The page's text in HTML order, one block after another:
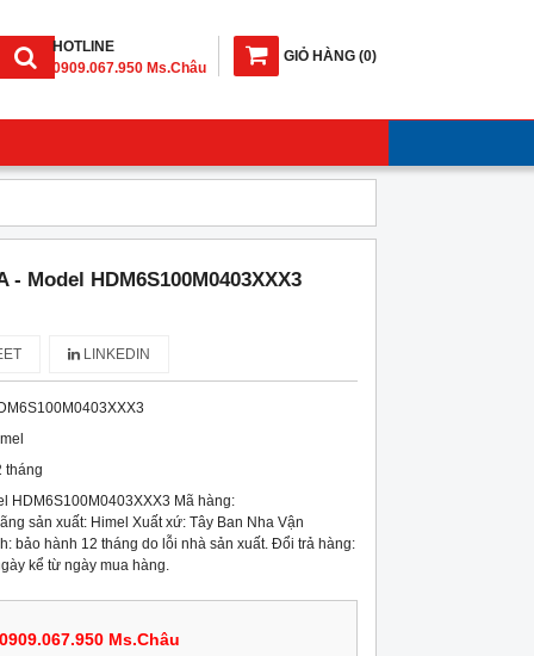
GIỎ HÀNG (0)
HOTLINE
0909.067.950 Ms.Châu
- Model HDM6S100M0403XXX3
LINKEDIN
tháng
HDM6S100M0403XXX3 Mã hàng:
sản xuất: Himel Xuất xứ: Tây Ban Nha Vận
bảo hành 12 tháng do lỗi nhà sản xuất. Đổi trả hàng:
kể từ ngày mua hàng.
0909.067.950 Ms.Châu